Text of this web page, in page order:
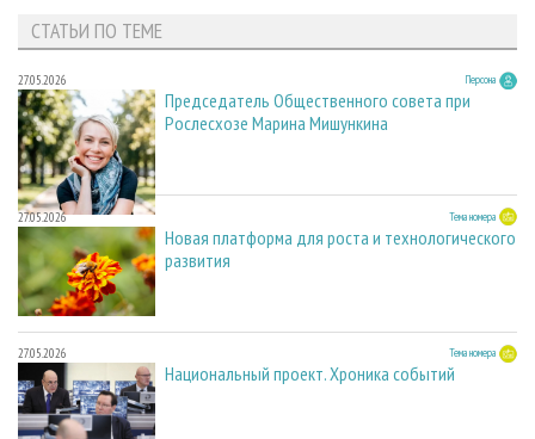
СТАТЬИ ПО ТЕМЕ
27.05.2026 Персона
Председатель Общественного совета при
Рослесхозе Марина Мишункина
27.05.2026 Тема номера
Новая платформа для роста и технологического
развития
27.05.2026 Тема номера
Национальный проект. Хроника событий